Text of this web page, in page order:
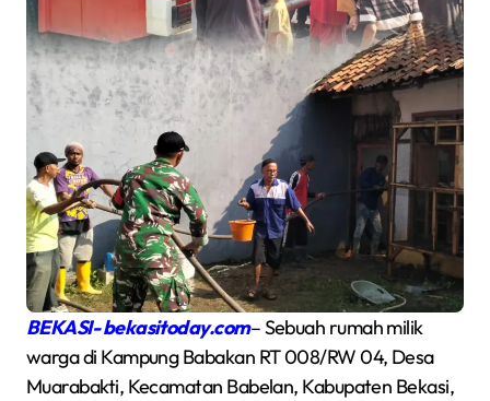
BEKASI- bekasitoday.com– Sebuah rumah milik
warga di Kampung Babakan RT 008/RW 04, Desa
Muarabakti, Kecamatan Babelan, Kabupaten Bekasi,